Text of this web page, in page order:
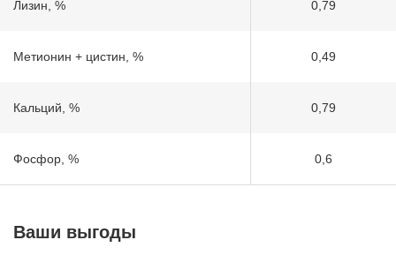
Лизин, % 0,79
Метионин + цистин, % 0,49
Кальций, % 0,79
Фосфор, % 0,6
Ваши выгоды